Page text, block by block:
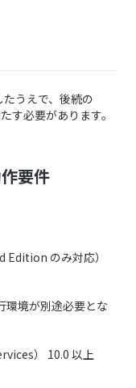
うえで、後続の
必要があります。
要件
のみ対応）
環境が別途必要とな
） 10.0 以上